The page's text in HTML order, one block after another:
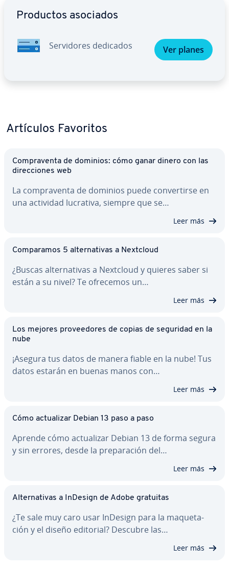
Productos asociados
Se­r­vi­do­res dedicados Ver planes
Artículos Favoritos
Co­m­pra­ve­n­ta de dominios: cómo ganar dinero con las
di­re­c­cio­nes web
La co­m­pra­ve­n­ta de dominios puede co­n­ve­r­ti­r­se en
una actividad lucrativa, siempre que se…
Leer más
Co­m­pa­ra­mos 5 al­te­r­na­ti­vas a Nextcloud
¿Buscas al­te­r­na­ti­vas a Nextcloud y quieres saber si
están a su nivel? Te ofrecemos un…
Leer más
Los mejores pro­vee­do­res de copias de seguridad en la
nube
¡Asegura tus datos de manera fiable en la nube! Tus
datos estarán en buenas manos con…
Leer más
Cómo ac­tua­li­zar Debian 13 paso a paso
Aprende cómo ac­tua­li­zar Debian 13 de forma segura
y sin errores, desde la pre­pa­ra­ción del…
Leer más
Al­te­r­na­ti­vas a InDesign de Adobe gratuitas
¿Te sale muy caro usar InDesign para la ma­que­ta­
ción y el diseño editorial? Descubre las…
Leer más